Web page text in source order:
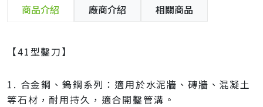
商品介紹 廠商介紹 相關商品
【41型鑿刀】
1. 合金鋼、鎢鋼系列：適用於水泥牆、磚牆、混凝土
等石材，耐用持久，適合開鑿管溝。